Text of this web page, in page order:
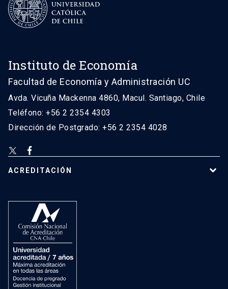
Instituto de Economía
Facultad de Economía y Administración UC
Avda. Vicuña Mackenna 4860, Macul. Santiago, Chile
Teléfono: +56 2 2354 4303
Dirección de Postgrado: +56 2 2354 4028
ACREDITACIÓN